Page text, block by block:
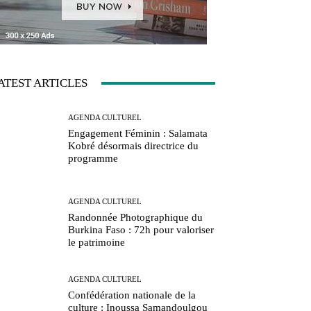
ARTICLES
AGENDA CULTUREL
Engagement Féminin : Salamata
Kobré désormais directrice du
programme
AGENDA CULTUREL
Randonnée Photographique du
Burkina Faso : 72h pour valoriser
le patrimoine
AGENDA CULTUREL
Confédération nationale de la
culture : Inoussa Samandoulgou